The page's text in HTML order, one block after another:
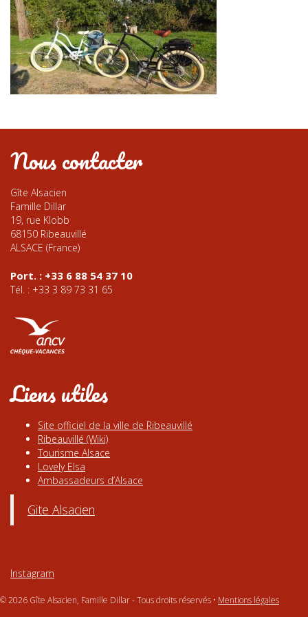
Nous contacter
Gîte Alsacien
Famille Dillar
19, rue Klobb
68150 Ribeauvillé
ALSACE (France)
Port. : +33 6 88 54 37 10
Tél. : +33 3 89 73 31 65
Liens utiles
Site officiel de la ville de Ribeauvillé
Ribeauvillé (Wiki)
Tourisme Alsace
Lovely Elsa
Ambassadeurs d’Alsace
Gite Alsacien
Instagram
© 2026 Gîte Alsacien, Famille Dillar - Tous droits réservés • Mentions légales